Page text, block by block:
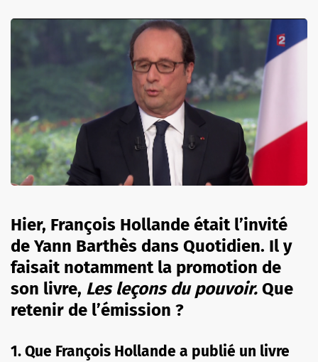
Hier, François Hollande était l’invité
de Yann Barthès dans Quotidien. Il y
faisait notamment la promotion de
son livre, Les leçons du pouvoir. Que
retenir de l’émission ?
1. Que François Hollande a publié un livre